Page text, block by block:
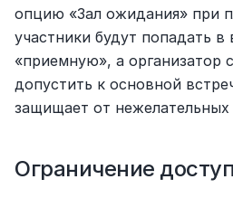
опцию «Зал ожидания» при
участники будут попадать в
«приемную», а организатор
допустить к основной
защищает от нежелательных
Ограничение